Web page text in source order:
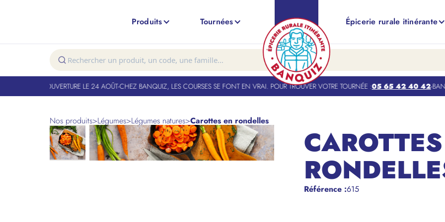
Produits Tournées Épicerie rurale itinérante
FERMÉ. RÉOUVERTURE LE 24 AOÛT-CHEZ BANQUIZ, LES COURSES SE FONT EN VRAI. POUR TROUVER VOTRE TOURNÉE :05 65 42 40 42-
Nos produits>Légumes>Légumes natures>Carottes en rondelles
Référence :615